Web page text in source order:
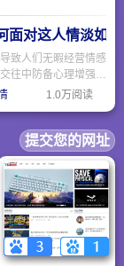
面对这人情淡如
致人们无暇经营情感
往中防备心理增强。
关系，其余则以礼相
1.0万阅读
提交您的网址